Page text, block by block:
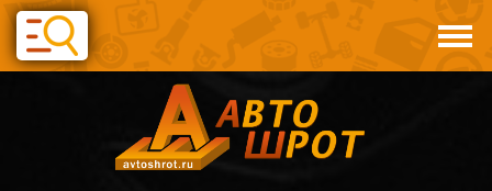
Перейти к основному содержанию
Авто по запчастям
Статьи